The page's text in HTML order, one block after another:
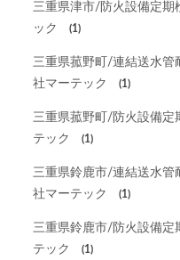
三重県津市/防火設備定
ック
(1)
三重県菰野町/連結送水
社マーテック
(1)
三重県菰野町/防火設備
テック
(1)
三重県鈴鹿市/連結送水
社マーテック
(1)
三重県鈴鹿市/防火設備
テック
(1)